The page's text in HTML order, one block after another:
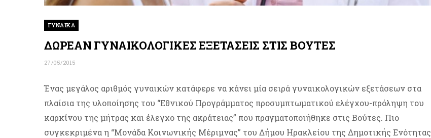
ΓΥΝΑΊΚΑ
ΔΩΡΕΑΝ ΓΥΝΑΙΚΟΛΟΓΙΚΕΣ ΕΞΕΤΑΣΕΙΣ ΣΤΙΣ ΒΟΥΤΕΣ
27/05/2015
Ένας μεγάλος αριθμός γυναικών κατάφερε να κάνει μία σειρά γυναικολογικών εξετάσεων στα
πλαίσια της υλοποίησης του “Εθνικού Προγράμματος προσυμπτωματικού ελέγχου-πρόληψη του
καρκίνου της μήτρας και έλεγχο της ακράτειας” που πραγματοποιήθηκε στις Βούτες. Πιο
συγκεκριμένα η “Μονάδα Κοινωνικής Μέριμνας” του Δήμου Ηρακλείου της Δημοτικής Ενότητας